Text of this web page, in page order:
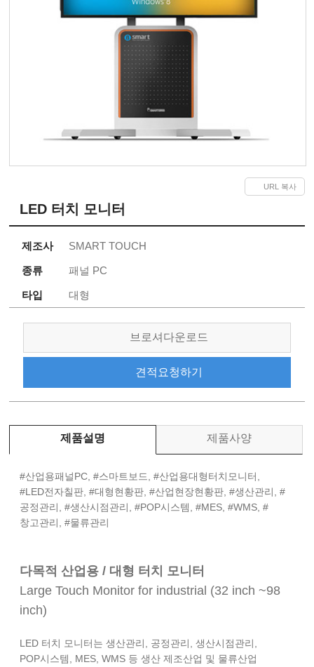
LED 터치 모니터
제조사 SMART TOUCH
종류 패널 PC
타입 대형
URL 복사
브로셔 다운로드
견적 요청하기
제품설명 제품사양
#산업용패널PC, #스마트보드, #산업용대형터치모니터,
#LED전자칠판, #대형현황판, #산업현장현황판, #생산관리, #
공정관리, #생산시점관리, #POP시스템, #MES, #WMS, #
창고관리, #물류관리
다목적 산업용 / 대형 터치 모니터
Large Touch Monitor for industrial (32 inch ~98
inch)
LED 터치 모니터는 생산관리, 공정관리, 생산시점관리,
POP시스템, MES, WMS 등 생산 제조산업 및 물류산업